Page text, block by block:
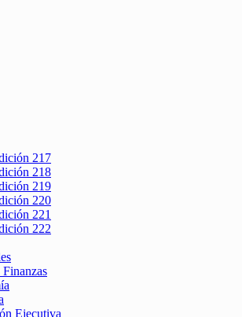
217
218
219
220
221
222
Ejecutiva